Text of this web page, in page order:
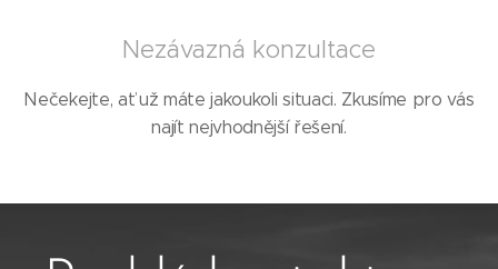
Nezávazná konzultace
Nečekejte, ať už máte jakoukoli situaci. Zkusíme pro vás
najít nejvhodnější řešení.